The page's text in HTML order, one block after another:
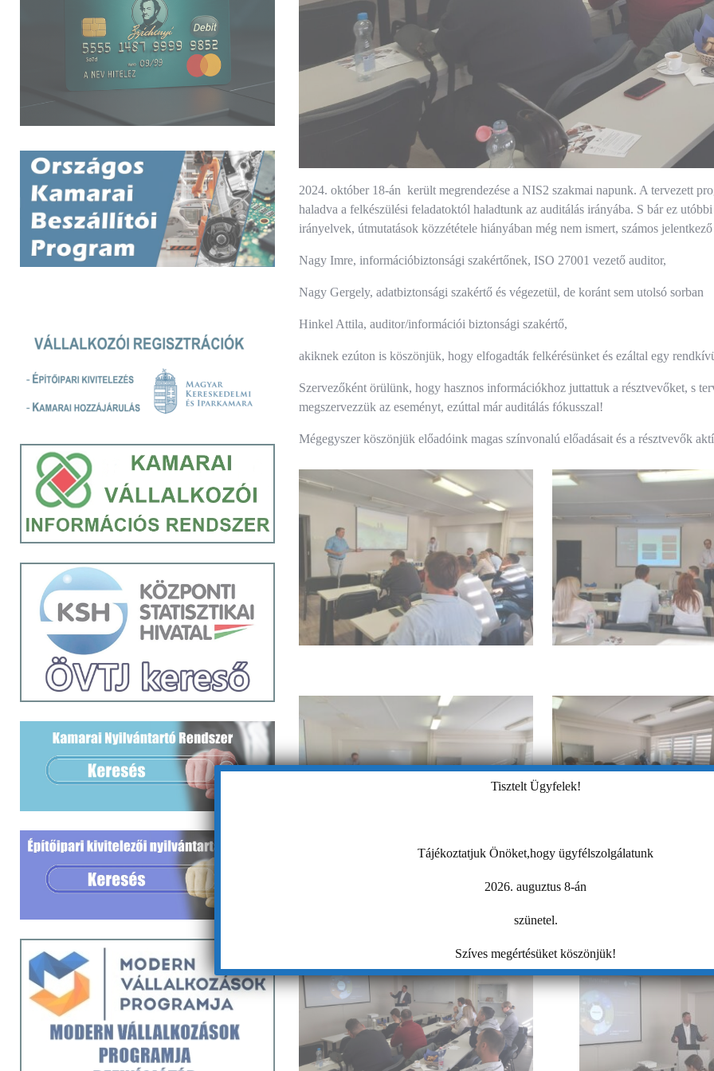
2024. október 18-án került megrendezése a NIS2 szakmai napunk. A tervezett
haladva a felkészülési feladatoktól haladtunk az auditálás irányába. S bár ez
irányelvek, útmutatások közzététele hiányában még nem ismert, számos
Nagy Imre, információbiztonsági szakértőnek, ISO 27001 vezető auditor,
Nagy Gergely, adatbiztonsági szakértő és végezetül, de koránt sem utolsó sorban
Hinkel Attila, auditor/információi biztonsági szakértő,
akiknek ezúton is köszönjük, hogy elfogadták felkérésünket és ezáltal egy
Szervezőként örülünk, hogy hasznos információkhoz juttattuk a résztvevőket, s
megszervezzük az eseményt, ezúttal már auditálás fókusszal!
Mégegyszer köszönjük előadóink magas színvonalú előadásait és a résztvevők
Tisztelt Ügyfelek!
Tájékoztatjuk Önöket,hogy ügyfélszolgálatunk
2026. auguztus 8-án
szünetel.
Szíves megértésüket köszönjük!